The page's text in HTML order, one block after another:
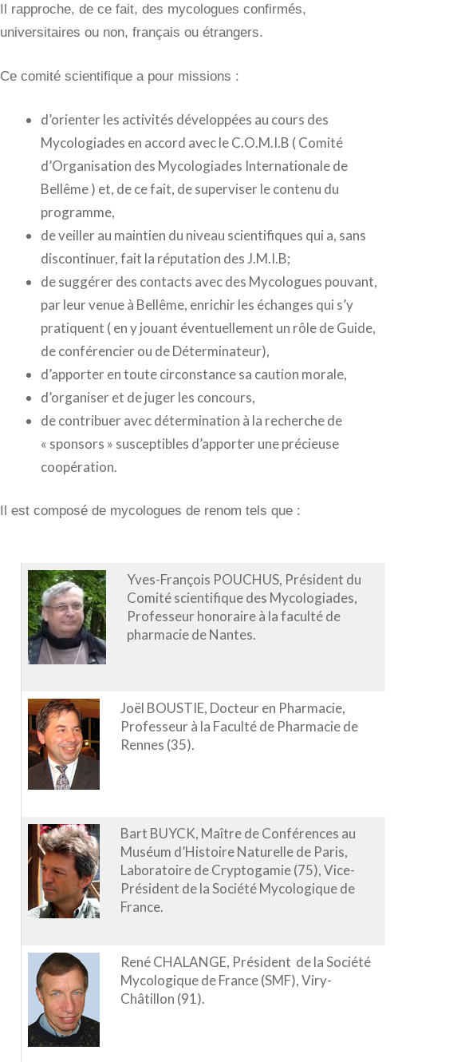
Il rapproche, de ce fait, des mycologues confirmés,
universitaires ou non, français ou étrangers.
Ce comité scientifique a pour missions :
d’orienter les activités développées au cours des
Mycologiades en accord avec le C.O.M.I.B ( Comité
d’Organisation des Mycologiades Internationale de
Bellême ) et, de ce fait, de superviser le contenu du
programme,
de veiller au maintien du niveau scientifiques qui a, sans
discontinuer, fait la réputation des J.M.I.B;
de suggérer des contacts avec des Mycologues pouvant,
par leur venue à Bellême, enrichir les échanges qui s’y
pratiquent ( en y jouant éventuellement un rôle de Guide,
de conférencier ou de Déterminateur),
d’apporter en toute circonstance sa caution morale,
d’organiser et de juger les concours,
de contribuer avec détermination à la recherche de
« sponsors » susceptibles d’apporter une précieuse
coopération.
Il est composé de mycologues de renom tels que :
Yves-François POUCHUS, Président du
Comité scientifique des Mycologiades,
Professeur honoraire à la faculté de
pharmacie de Nantes.
Joël BOUSTIE, Docteur en Pharmacie,
Professeur à la Faculté de Pharmacie de
Rennes (35).
Bart BUYCK, Maître de Conférences au
Muséum d’Histoire Naturelle de Paris,
Laboratoire de Cryptogamie (75), Vice-
Président de la Société Mycologique de
France.
René CHALANGE, Président de la Société
Mycologique de France (SMF), Viry-
Châtillon (91).